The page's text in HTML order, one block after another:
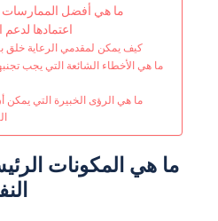
ما هي أفضل الممارسات
اعتمادها
كيف يمكن لمقدمي الرعاية خلق
ما هي الأخطاء الشائعة التي يجب
ما هي الرؤى الخبيرة التي يمكن
ما هي المكونات